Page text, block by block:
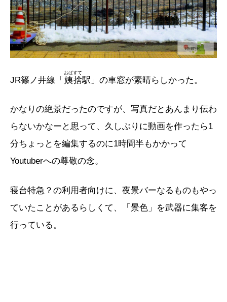
JR篠ノ井線「 姨捨
おばすて
駅」の車窓が素晴らしかった。
かなりの絶景だったのですが、写真だとあんまり伝わ
らないかなーと思って、久しぶりに動画を作ったら1
分ちょっとを編集するのに1時間半もかかって
Youtuberへの尊敬の念。
寝台特急？の利用者向けに、夜景バーなるものもやっ
ていたことがあるらしくて、「景色」を武器に集客を
行っている。